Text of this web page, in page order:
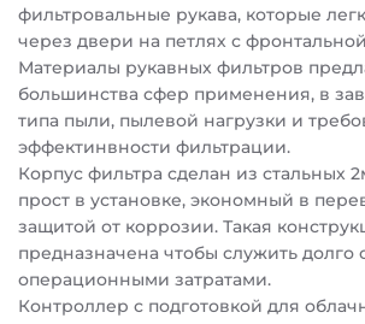
фильтровальные рукава, которые
через двери на петлях с
Материалы рукавных фильтров
большинства сфер применения, в
типа пыли, пылевой нагрузки и
эффектинвности фильтрации.
Корпус фильтра сделан из стальных
прост в установке, экономный в
защитой от коррозии. Такая
предназначена чтобы служить долго
операционными затратами.
Контроллер с подготовкой для